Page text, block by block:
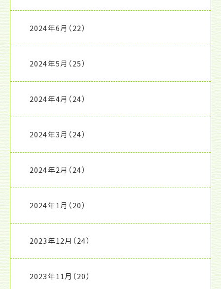
2024年6月 （22）
2024年5月 （25）
2024年4月 （24）
2024年3月 （24）
2024年2月 （24）
2024年1月 （20）
2023年12月 （24）
2023年11月 （20）